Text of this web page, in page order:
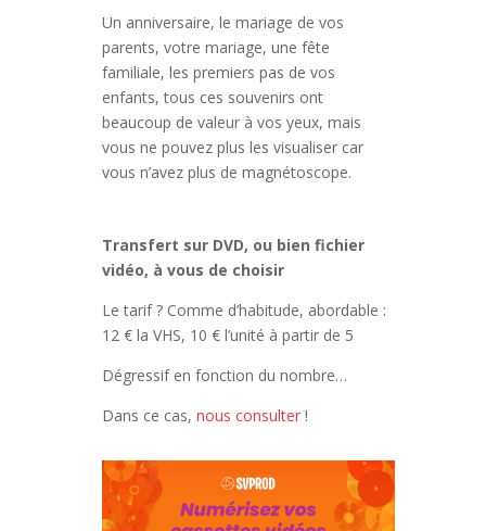
Un anniversaire, le mariage de vos
parents, votre mariage, une fête
familiale, les premiers pas de vos
enfants, tous ces souvenirs ont
beaucoup de valeur à vos yeux, mais
vous ne pouvez plus les visualiser car
vous n’avez plus de magnétoscope.
Transfert sur DVD, ou bien fichier
vidéo, à vous de choisir
Le tarif ? Comme d’habitude, abordable :
12 € la VHS, 10 € l’unité à partir de 5
Dégressif en fonction du nombre…
Dans ce cas, nous consulter!